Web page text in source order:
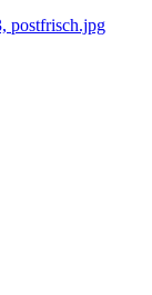
postfrisch.jpg